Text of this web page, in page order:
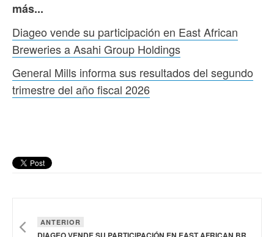
más...
Diageo vende su participación en East African
Breweries a Asahi Group Holdings
General Mills informa sus resultados del segundo
trimestre del año fiscal 2026
ANTERIOR